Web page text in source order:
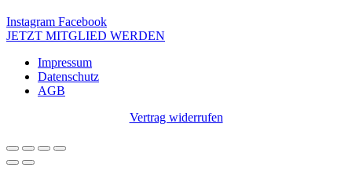
Instagram Facebook
JETZT MITGLIED WERDEN
Impressum
Datenschutz
AGB
Vertrag widerrufen